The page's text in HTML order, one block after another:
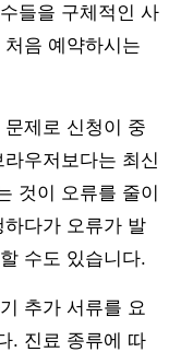
들을 구체적인 사
음 예약하시는
제로 신청이 중
우저보다는 최신
것이 오류를 줄이
다가 오류가 발
수도 있습니다.
추가 서류를 요
. 진료 종류에 따